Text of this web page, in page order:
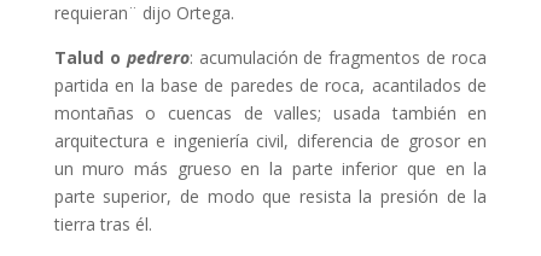
requieran¨ dijo Ortega.
Talud o pedrero: acumulación de fragmentos de roca
partida en la base de paredes de roca, acantilados de
montañas o cuencas de valles; usada también en
arquitectura e ingeniería civil, diferencia de grosor en
un muro más grueso en la parte inferior que en la
parte superior, de modo que resista la presión de la
tierra tras él.